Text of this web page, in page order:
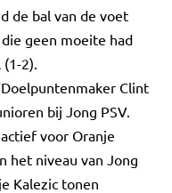
de bal van de voet
geen moeite had
2).
Doelpuntenmaker Clint
bij Jong PSV.
voor Oranje
het niveau van Jong
Kalezic tonen